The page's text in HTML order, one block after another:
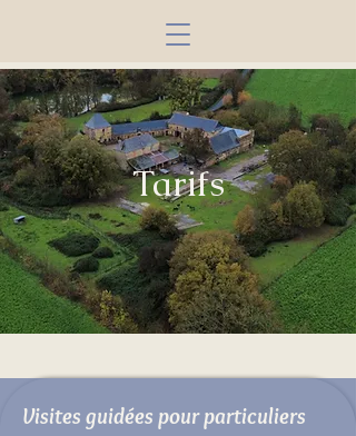
Tarifs
Visites guidées pour particuliers